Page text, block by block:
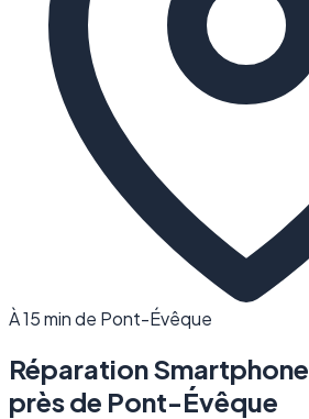
À 15 min de Pont-Évêque
Réparation Smartphone
près de Pont-Évêque